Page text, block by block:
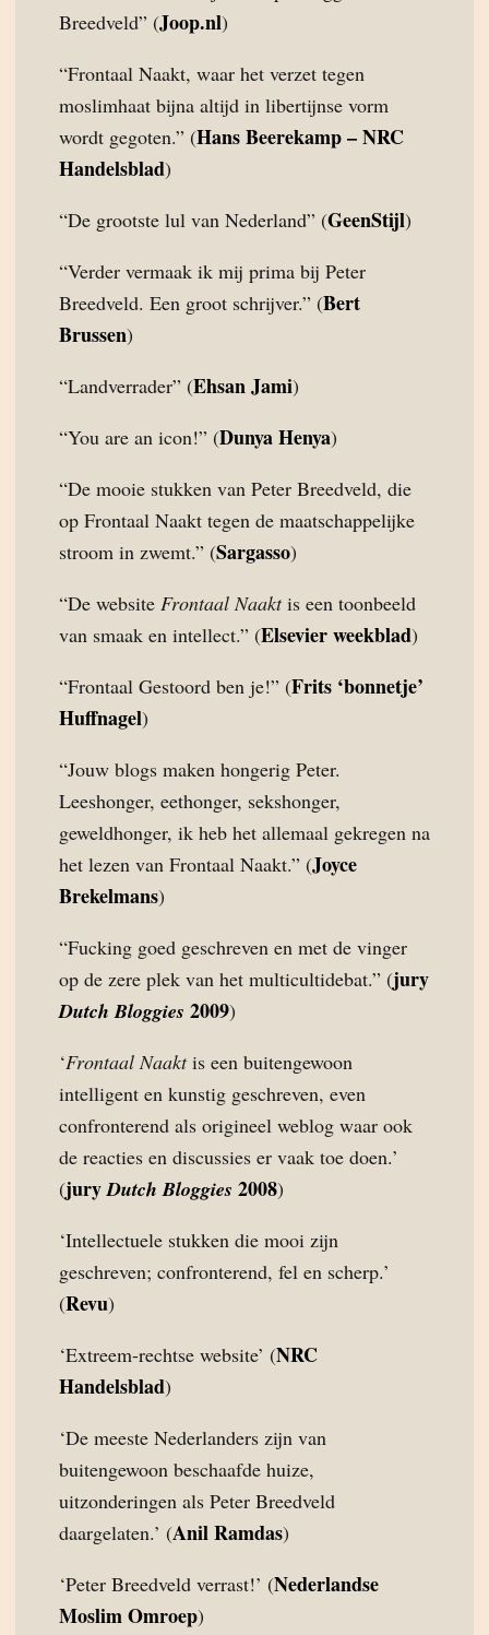
Breedveld” (Joop.nl)
“Frontaal Naakt, waar het verzet tegen
moslimhaat bijna altijd in libertijnse vorm
wordt gegoten.” (Hans Beerekamp – NRC
Handelsblad)
“De grootste lul van Nederland” (GeenStijl)
“Verder vermaak ik mij prima bij Peter
Breedveld. Een groot schrijver.” (Bert
Brussen)
“Landverrader” (Ehsan Jami)
“You are an icon!” (Dunya Henya)
“De mooie stukken van Peter Breedveld, die
op Frontaal Naakt tegen de maatschappelijke
stroom in zwemt.” (Sargasso)
“De website Frontaal Naaktis een toonbeeld
van smaak en intellect.” (Elsevier weekblad)
“Frontaal Gestoord ben je!” (Frits ‘bonnetje’
Huffnagel)
“Jouw blogs maken hongerig Peter.
Leeshonger, eethonger, sekshonger,
geweldhonger, ik heb het allemaal gekregen na
het lezen van Frontaal Naakt.” (Joyce
Brekelmans)
“Fucking goed geschreven en met de vinger
op de zere plek van het multicultidebat.” (jury
Dutch Bloggies 2009)
‘Frontaal Naaktis een buitengewoon
intelligent en kunstig geschreven, even
confronterend als origineel weblog waar ook
de reacties en discussies er vaak toe doen.’
(juryDutch Bloggies 2008)
‘Intellectuele stukken die mooi zijn
geschreven; confronterend, fel en scherp.’
(Revu)
‘Extreem-rechtse website’ (NRC
Handelsblad)
‘De meeste Nederlanders zijn van
buitengewoon beschaafde huize,
uitzonderingen als Peter Breedveld
daargelaten.’ (Anil Ramdas)
‘Peter Breedveld verrast!’ (Nederlandse
Moslim Omroep)